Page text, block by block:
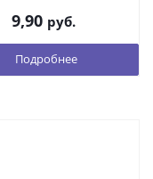
9,90 руб.
Подробнее